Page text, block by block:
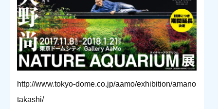
http://www.tokyo-dome.co.jp/aamo/exhibition/amano
takashi/